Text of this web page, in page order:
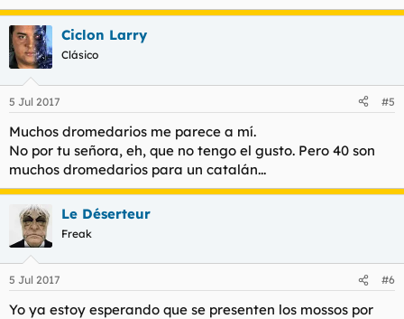
Ciclon Larry
Clásico
5 Jul 2017 #5
Muchos dromedarios me parece a mí.
No por tu señora, eh, que no tengo el gusto. Pero 40 son
muchos dromedarios para un catalán...
Le Déserteur
Freak
5 Jul 2017 #6
Yo ya estoy esperando que se presenten los mossos por